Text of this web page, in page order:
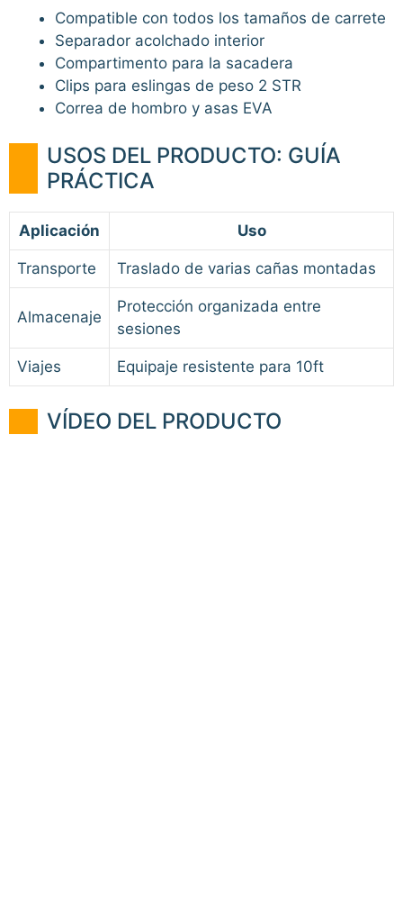
Compatible con todos los tamaños de carrete
Separador acolchado interior
Compartimento para la sacadera
Clips para eslingas de peso 2 STR
Correa de hombro y asas EVA
USOS DEL PRODUCTO: GUÍA
PRÁCTICA
Aplicación Uso
Transporte Traslado de varias cañas montadas
Almacenaje
Protección organizada entre
sesiones
Viajes Equipaje resistente para 10ft
VÍDEO DEL PRODUCTO